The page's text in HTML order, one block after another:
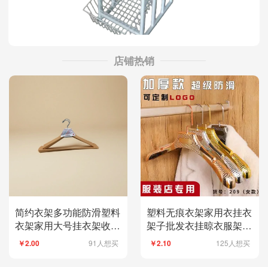
店铺热销
简约衣架多功能防滑塑料
衣架家用大号挂衣架收纳
架衣架
￥2.00 91人想买
塑料无痕衣架家用衣挂衣
架子批发衣挂晾衣服架防
滑服装店衣架衣挂
￥2.10 125人想买